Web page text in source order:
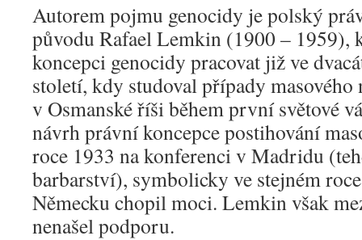
Autorem pojmu genocidy je polský
původu Rafael Lemkin (1900 – 1959),
koncepci genocidy pracovat již ve
století, kdy studoval případy
v Osmanské říši během první světové
návrh právní koncepce postihování
roce 1933 na konferenci v Madridu
barbarství), symbolicky ve stejném
Německu chopil moci. Lemkin však
nenašel podporu.